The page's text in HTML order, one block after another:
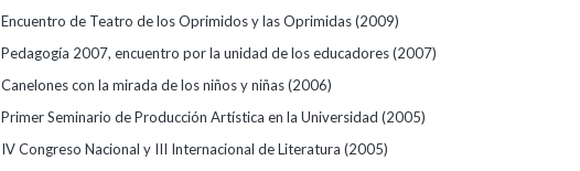
Encuentro de Teatro de los Oprimidos y las Oprimidas(2009)
Pedagogía 2007, encuentro por la unidad de los educadores(2007)
Canelones con la mirada de los niños y niñas(2006)
Primer Seminario de Producción Artística en la Universidad (2005)
IV Congreso Nacional y III Internacional de Literatura (2005)